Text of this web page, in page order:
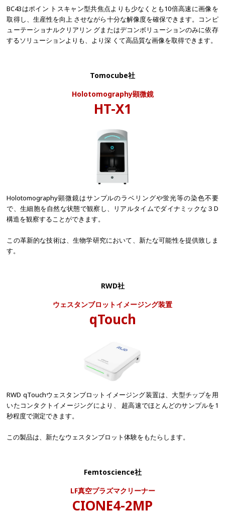
BC43はポイン トスキャン型共焦点よりも少なくとも10倍高速に画像を
取得し、生産性を向上 させながら十分な解像度を確保できます。コンピ
ューテーショナルクリアリン グまたはデコンボリューションのみに依存
するソリューションよりも、より深 くて高品質な画像を取得できます。
Tomocube社
Holotomography顕微鏡​
HT-X1
Holotomography顕微鏡はサンプルのラベリングや蛍光等の染色不要
で、生細胞を自然な状態で観察し、リアルタイムでダイナミックな３D
構造を観察することができます。
この革新的な技術は、生物学研究において、新たな可能性を提供致しま
す。
RWD社
ウェスタンブロットイメージング装置
qTouch
RWD qTouchウェスタンブロットイメージング装置は、大型チップを用
いたコンタクトイメージングにより、 超高速でほとんどのサンプルを1
秒程度で測定できます。
この製品は、新たなウェスタンブロット体験をもたらします。
Femtoscience社
LF真空プラズマクリーナー​
CIONE4-2MP